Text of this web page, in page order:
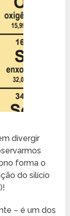
divergir
forma o
do silício
– é um dos